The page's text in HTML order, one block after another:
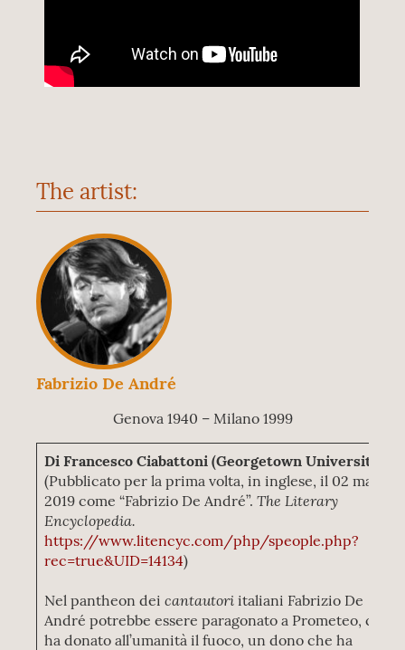
The artist:
Fabrizio De André
Genova 1940 – Milano 1999
Di Francesco Ciabattoni (Georgetown University)
(Pubblicato per la prima volta, in inglese, il 02 marzo
2019 come “Fabrizio De André”.The Literary
Encyclopedia.
https://www.litencyc.com/php/speople.php?
rec=true&UID=14134)
Nel pantheon deicantautori italiani Fabrizio De
André potrebbe essere paragonato a Prometeo, che
ha donato all’umanità il fuoco, un dono che ha